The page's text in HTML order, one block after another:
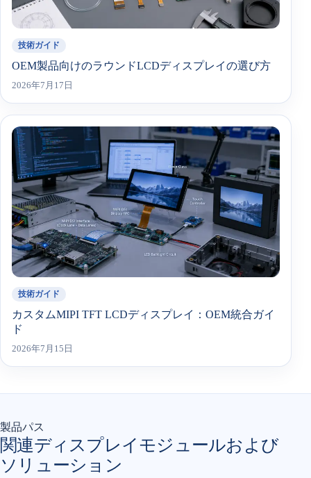
技術ガイド
OEM製品向けのラウンドLCDディスプレイの選び方
2026年7月17日
技術ガイド
カスタムMIPI TFT LCDディスプレイ：OEM統合ガイ
ド
2026年7月15日
製品パス
関連ディスプレイモジュールおよび
ソリューション